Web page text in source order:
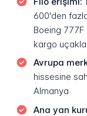
600'den
Boeing 777F
kargo
Avrupa
hissesine
Almanya
Ana yan